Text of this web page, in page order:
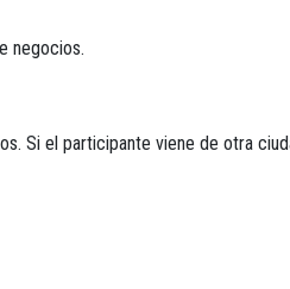
negocios.
Si el participante viene de otra